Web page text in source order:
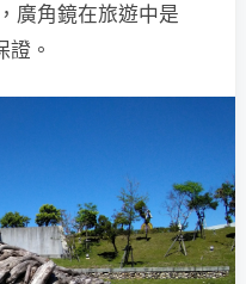
廣角鏡在旅遊中是
證。